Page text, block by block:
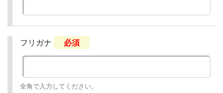
フリガナ 必須
全角で入力してください。